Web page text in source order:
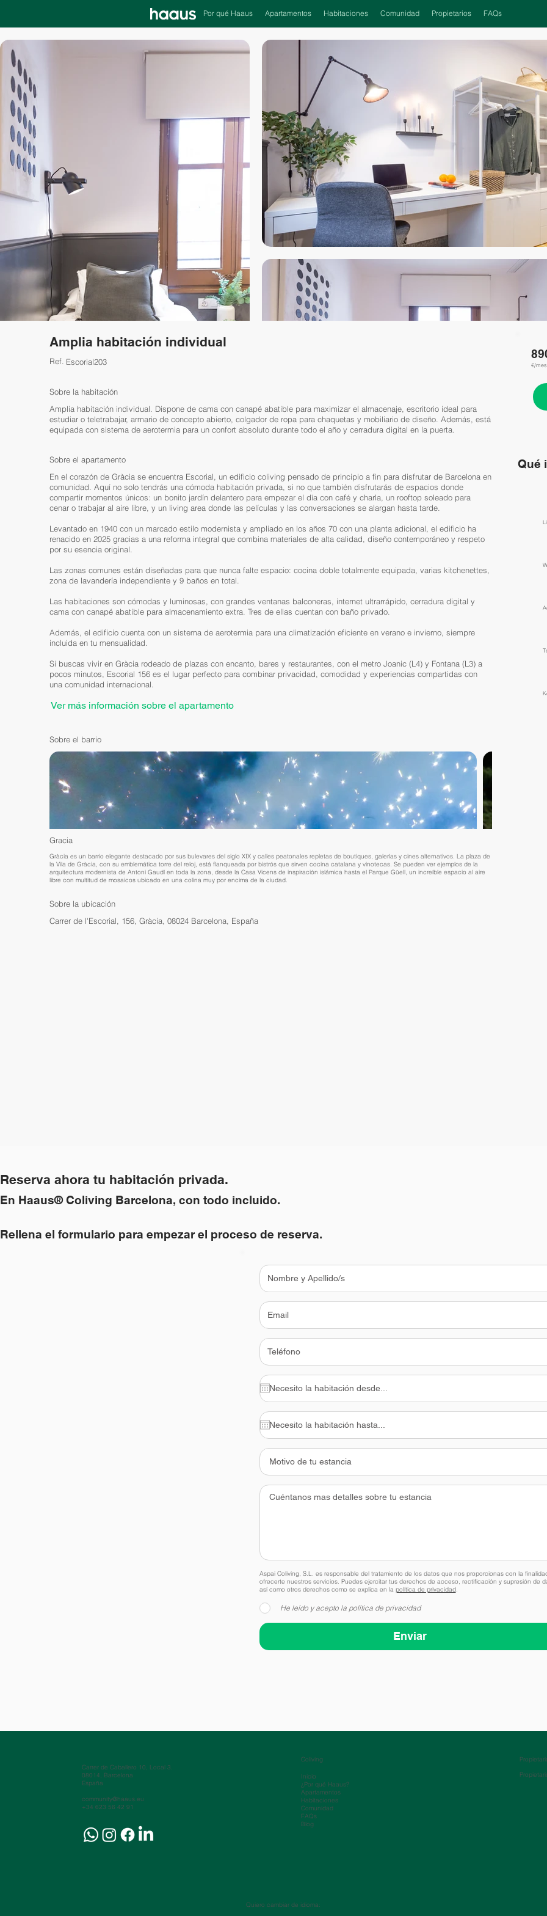
Por qué Haaus Apartamentos Habitaciones Comunidad Propietarios FAQs
Amplia habitación individual
Escorial203
Ref.
Sobre la habitación
Amplia habitación individual. Dispone de cama con canapé abatible para maximizar el almacenaje, escritorio ideal para
estudiar o teletrabajar, armario de concepto abierto, colgador de ropa para chaquetas y mobiliario de diseño. Además, está
equipada con sistema de aerotermia para un confort absoluto durante todo el año y cerradura digital en la puerta.
Sobre el apartamento
En el corazón de Gràcia se encuentra Escorial, un edificio coliving pensado de principio a fin para disfrutar de Barcelona en
comunidad. Aquí no solo tendrás una cómoda habitación privada, si no que también disfrutarás de espacios donde
compartir momentos únicos: un bonito jardín delantero para empezar el día con café y charla, un rooftop soleado para
cenar o trabajar al aire libre, y un living area donde las películas y las conversaciones se alargan hasta tarde.
Levantado en 1940 con un marcado estilo modernista y ampliado en los años 70 con una planta adicional, el edificio ha
renacido en 2025 gracias a una reforma integral que combina materiales de alta calidad, diseño contemporáneo y respeto
por su esencia original.
Las zonas comunes están diseñadas para que nunca falte espacio: cocina doble totalmente equipada, varias kitchenettes,
zona de lavandería independiente y 9 baños en total.
Las habitaciones son cómodas y luminosas, con grandes ventanas balconeras, internet ultrarrápido, cerradura digital y
cama con canapé abatible para almacenamiento extra. Tres de ellas cuentan con baño privado.
Además, el edificio cuenta con un sistema de aerotermia para una climatización eficiente en verano e invierno, siempre
incluida en tu mensualidad.
Si buscas vivir en Gràcia rodeado de plazas con encanto, bares y restaurantes, con el metro Joanic (L4) y Fontana (L3) a
pocos minutos, Escorial 156 es el lugar perfecto para combinar privacidad, comodidad y experiencias compartidas con
una comunidad internacional.
Ver más información sobre el apartamento
Sobre el barrio
Gracia
Gràcia es un barrio elegante destacado por sus bulevares del siglo XIX y calles peatonales repletas de boutiques, galerías y cines alternativos. La plaza de
la Vila de Gràcia, con su emblemática torre del reloj, está flanqueada por bistrós que sirven cocina catalana y vinotecas. Se pueden ver ejemplos de la
arquitectura modernista de Antoni Gaudí en toda la zona, desde la Casa Vicens de inspiración islámica hasta el Parque Güell, un increíble espacio al aire
libre con multitud de mosaicos ubicado en una colina muy por encima de la ciudad.
Sobre la ubicación
Carrer de l'Escorial, 156, Gràcia, 08024 Barcelona, España
€/mes
Qué
Reserva ahora tu habitación privada.
En Haaus® Coliving Barcelona, con todo incluido.
Rellena el formulario para empezar el proceso de reserva.
Enviar
Aspai Coliving, S.L. es responsable del tratamiento de los datos que nos proporcionas con la
ofrecerte nuestros servicios. Puedes ejercitar tus derechos de acceso, rectificación y supresión de
así como otros derechos como se explica en la política de privacidad.
He leído y acepto la política de privacidad
Carrer de Caballero 10, Local 3.
08014, Barcelona
España
community@haaus.eu
+34 623 56 42 91
Coliving
Inicio
¿Por qué Haaus?
Apartamentos
Habitaciones
Comunidad
FAQs
Blog
Quiero cambiar de idioma: